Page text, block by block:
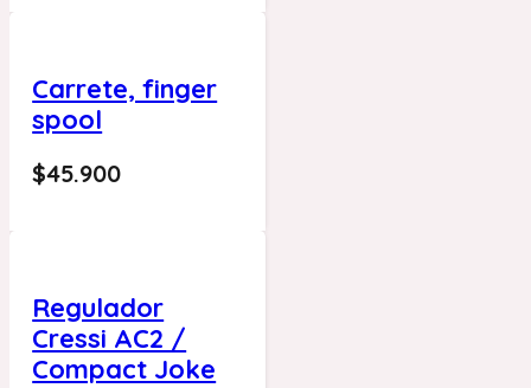
Carrete, finger
spool
$45.900
Regulador
Cressi AC2 /
Compact Joke